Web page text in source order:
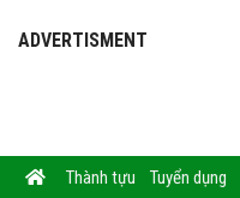
ADVERTISMENT
Thành tựu Tuyển dụng